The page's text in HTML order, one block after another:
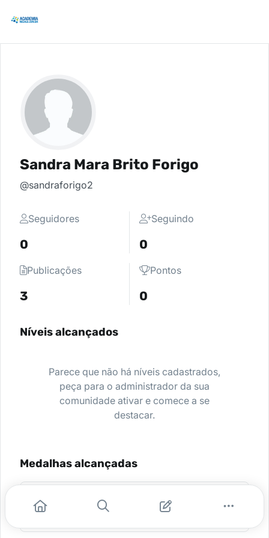
Sandra Mara Brito Forigo
@sandraforigo2
Seguidores
0
Seguindo
0
Publicações
3
Pontos
0
Níveis alcançados
Parece que não há níveis cadastrados,
peça para o administrador da sua
comunidade ativar e comece a se
destacar.
Medalhas alcançadas
Aluno do Curso Ventilação
Mecânica